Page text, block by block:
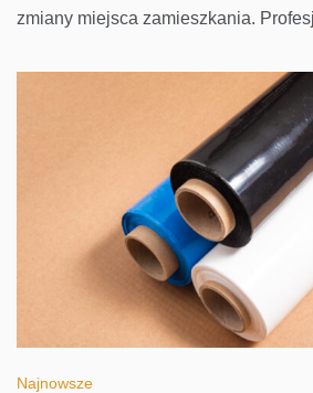
zmiany miejsca zamieszkania.
Najnowsze